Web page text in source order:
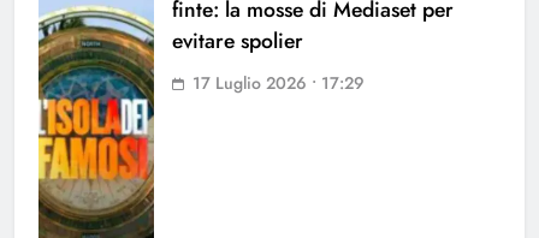
finte: la mosse di Mediaset per
evitare spolier
17 Luglio 2026 • 17:29